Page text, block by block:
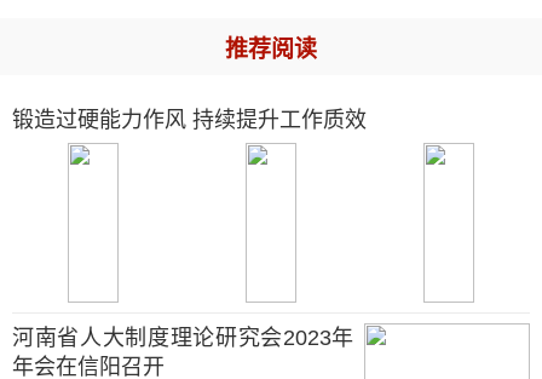
推荐阅读
锻造过硬能力作风 持续提升工作质效
河南省人大制度理论研究会2023年
年会在信阳召开